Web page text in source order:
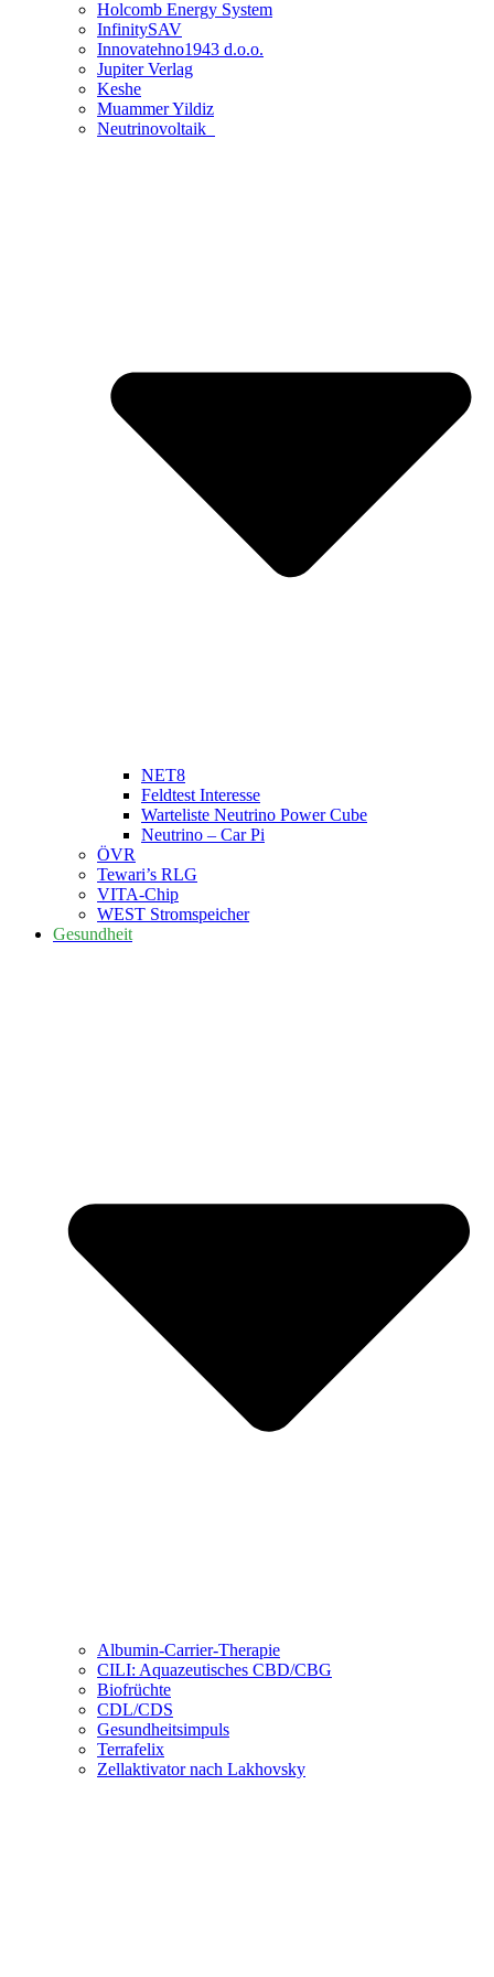
Holcomb Energy System
InfinitySAV
Innovatehno1943 d.o.o.
Jupiter Verlag
Keshe
Muammer Yildiz
Neutrinovoltaik
NET8
Feldtest Interesse
Warteliste Neutrino Power Cube
Neutrino – Car Pi
ÖVR
Tewari’s RLG
VITA-Chip
WEST Stromspeicher
Gesundheit
Albumin-Carrier-Therapie
CILI: Aquazeutisches CBD/CBG
Biofrüchte
CDL/CDS
Gesundheitsimpuls
Terrafelix
Zellaktivator nach Lakhovsky